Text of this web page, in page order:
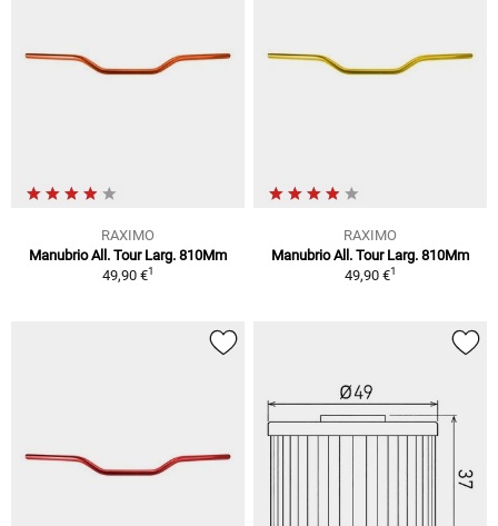
RAXIMO
Manubrio All. Tour Larg. 810Mm
49,90 €1
RAXIMO
Manubrio All. Tour Larg. 810Mm
49,90 €1